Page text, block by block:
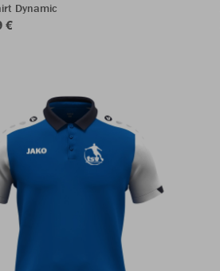
Dynamic
€